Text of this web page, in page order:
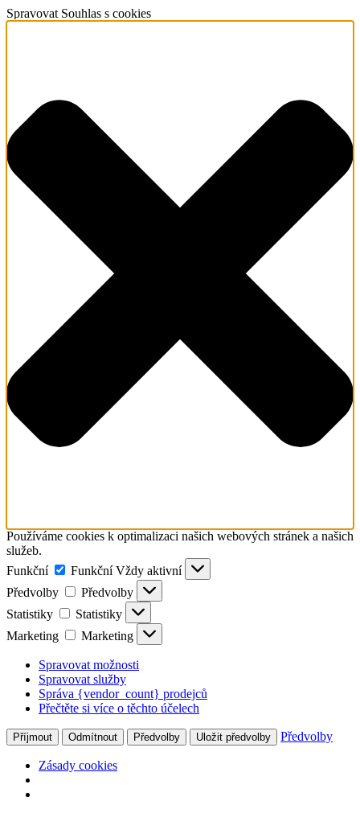
Spravovat Souhlas s cookies
Používáme cookies k optimalizaci našich webových stránek a našich
služeb.
Funkční
Funkční Vždy aktivní
Předvolby
Předvolby
Statistiky
Statistiky
Marketing
Marketing
Spravovat možnosti
Spravovat služby
Správa {vendor_count} prodejců
Přečtěte si více o těchto účelech
Příjmout Odmítnout Předvolby Uložit předvolby Předvolby
Zásady cookies